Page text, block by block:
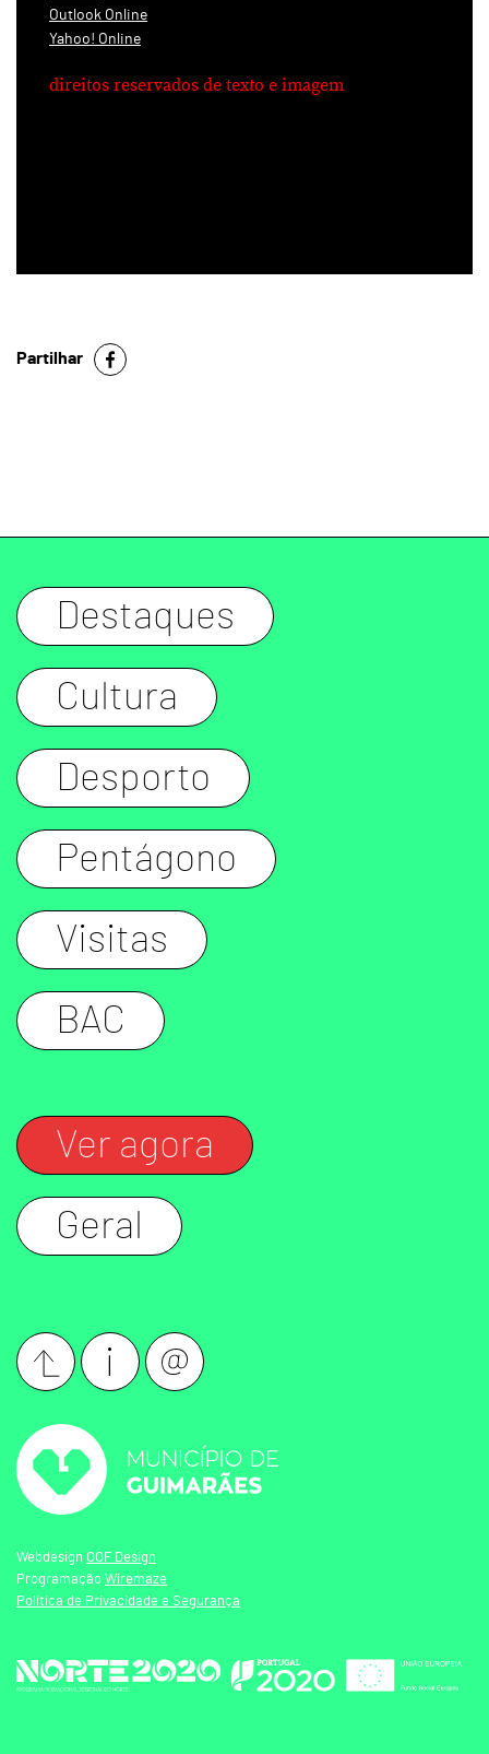
Outlook Online
Yahoo! Online
direitos reservados de texto e imagem
Partilhar
Destaques
Cultura
Desporto
Pentágono
Visitas
BAC
Ver agora
Geral
Webdesign OOF Design
Programação Wiremaze
Política de Privacidade e Segurança